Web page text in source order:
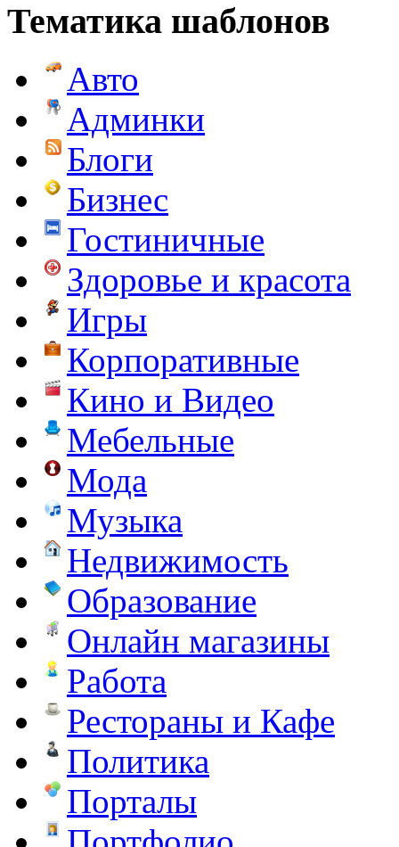
Тематика шаблонов
Авто
Админки
Блоги
Бизнес
Гостиничные
Здоровье и красота
Игры
Корпоративные
Кино и Видео
Мебельные
Мода
Музыка
Недвижимость
Образование
Онлайн магазины
Работа
Рестораны и Кафе
Политика
Порталы